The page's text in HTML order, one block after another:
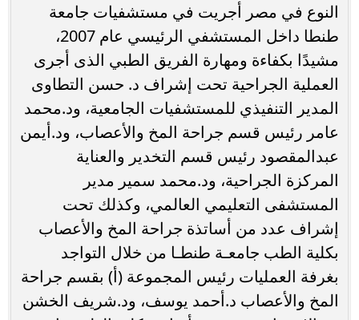
النوع في مصر أجريت في مستشفيات جامعة
طنطا داخل المستشفي الرئيسي عام 2007،
مشيدًا بكفاءة ومهارة الفريق الطبي الذى أجرى
العملية الجراحية تحت إشراف د. حسن التطاوى
المدير التنفيذي للمستشفيات الجامعية، ود.محمد
عامر رئيس قسم جراحة المخ والأعصاب، ود.أيمن
عبدالمقصود رئيس قسم التخدير والعناية
المركزة الجراحية، ود.محمد سمير مدير
المستشفى التعليمي العالمي، وكذلك تحت
إشراف عدد من أساتذة جراحة المخ والأعصاب
بكلية الطب جامعـة طنطـا من خلال التواجد
بغرفة العمليات رئيس المجموعة (أ) بقسم جراحة
المخ والأعصاب د.أحمد يوسف، ود.شريف الخشن